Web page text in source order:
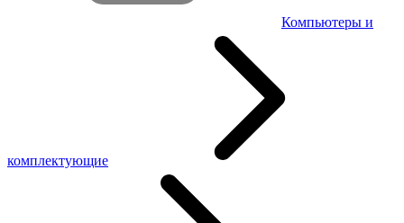
Компьютеры и
комплектующие